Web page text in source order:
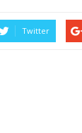
Twitter